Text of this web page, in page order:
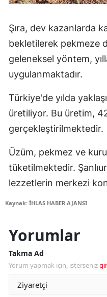
Şıra, dev kazanlarda
bekletilerek pekmeze
geleneksel yöntem,
uygulanmaktadır.
Türkiye'de yılda
üretiliyor. Bu üretim,
gerçekleştirilmektedir.
Üzüm, pekmez ve
tüketilmektedir.
lezzetlerin merkezi
Kaynak: İHLAS HABER AJANSI
Yorumlar
Takma Ad
Yorum yapmak için, isterseniz